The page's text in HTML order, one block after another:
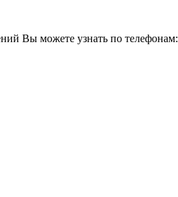
Вы можете узнать по телефонам: